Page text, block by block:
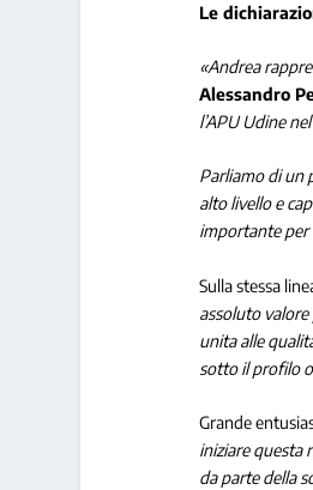
Le
«Andrea
Alessandro
l’APU Udine
Parliamo di un
alto livello e
importante
Sulla stessa
assoluto valore
unita alle
sotto il profilo
Grande
iniziare questa
da parte della